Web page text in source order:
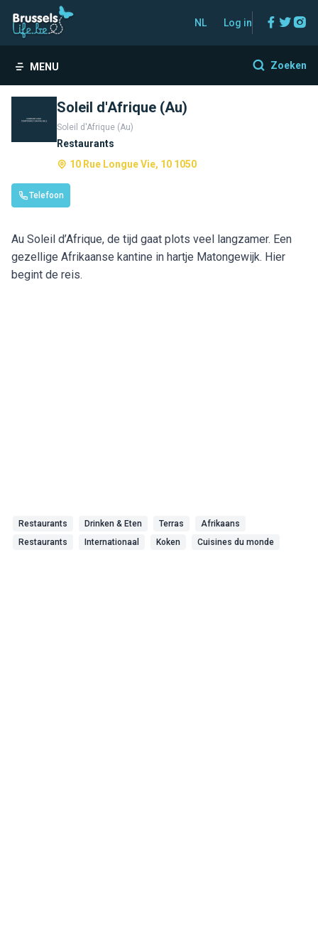
NL Log in
MENU Zoeken
Soleil d'Afrique (Au)
Soleil d'Afrique (Au)
Restaurants
10 Rue Longue Vie, 10 1050
Telefoon
Au Soleil d’Afrique, de tijd gaat plots veel langzamer. Een
gezellige Afrikaanse kantine in hartje Matongewijk. Hier
begint de reis.
Restaurants Drinken & Eten Terras
Afrikaans
Restaurants
Internationaal Koken Cuisines du monde